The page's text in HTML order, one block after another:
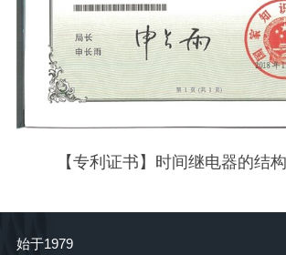
【专利证书】时间继电器的结
始于1979